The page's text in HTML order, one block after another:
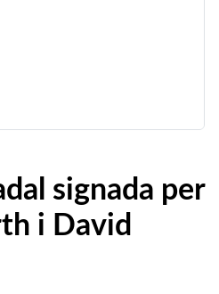
signada per
i David